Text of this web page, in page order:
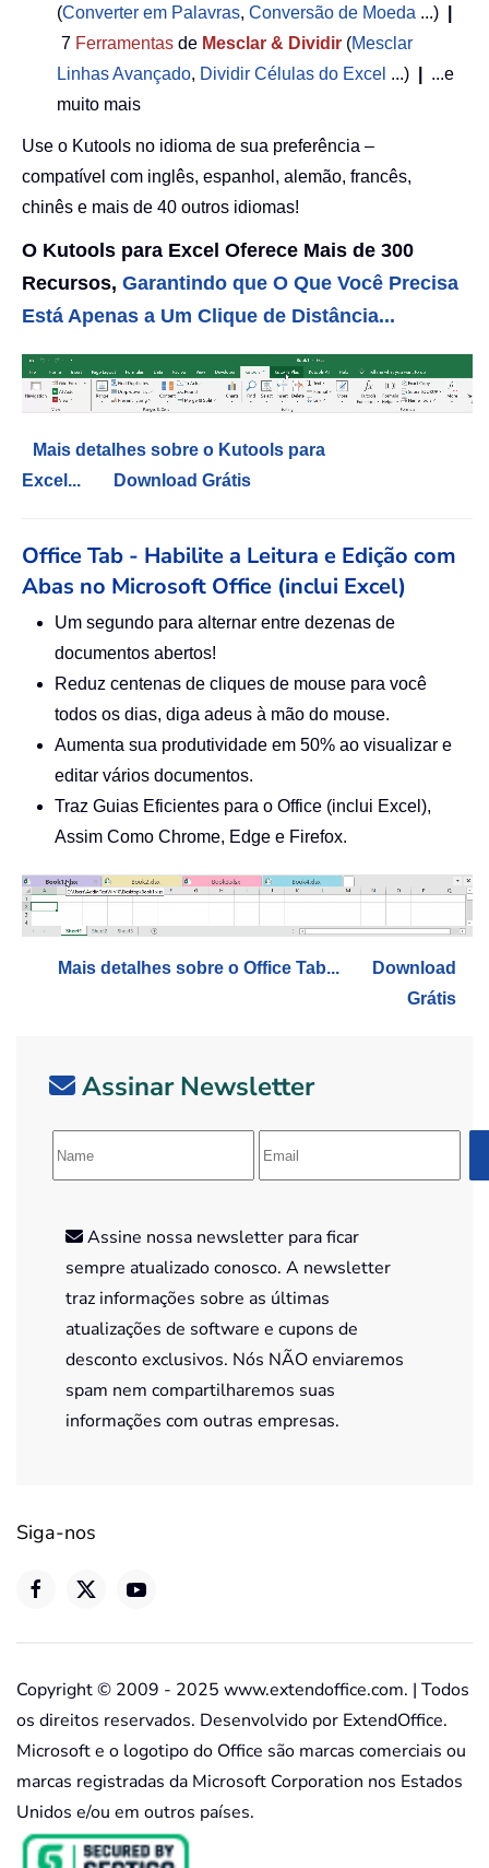
(Converter em Palavras, Conversão de Moeda ...)
7 Ferramentas de Mesclar & Dividir (Mesclar
Linhas Avançado, Dividir Células do Excel ...)
...e
muito mais
Use o Kutools no idioma de sua preferência –
compatível com inglês, espanhol, alemão, francês,
chinês e mais de 40 outros idiomas!
O Kutools para Excel Oferece Mais de 300
Recursos, Garantindo que O Que Você Precisa
Está Apenas a Um Clique de Distância...
Mais detalhes sobre o Kutools para
Excel...
Download Grátis
Office Tab - Habilite a Leitura e Edição com
Abas no Microsoft Office (inclui Excel)
Um segundo para alternar entre dezenas de
documentos abertos!
Reduz centenas de cliques de mouse para você
todos os dias, diga adeus à mão do mouse.
Aumenta sua produtividade em 50% ao visualizar e
editar vários documentos.
Traz Guias Eficientes para o Office (inclui Excel),
Assim Como Chrome, Edge e Firefox.
Mais detalhes sobre o Office Tab...
Download
Grátis
Assinar Newsletter
Assine nossa newsletter para ficar
sempre atualizado conosco. A newsletter
traz informações sobre as últimas
atualizações de software e cupons de
desconto exclusivos. Nós NÃO enviaremos
spam nem compartilharemos suas
informações com outras empresas.
Siga-nos
Copyright © 2009 - 2025 www.extendoffice.com. | Todos
os direitos reservados. Desenvolvido por ExtendOffice.
Microsoft e o logotipo do Office são marcas comerciais ou
marcas registradas da Microsoft Corporation nos Estados
Unidos e/ou em outros países.